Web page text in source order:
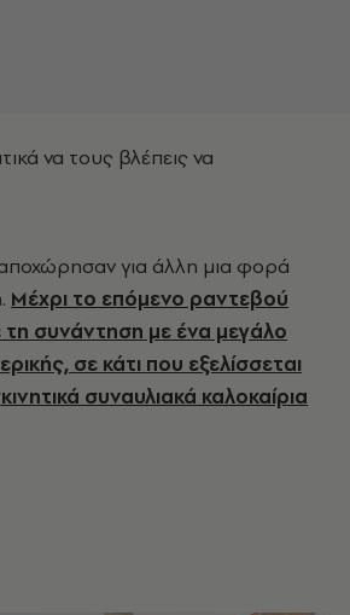
να τους βλέπεις να
για άλλη μια φορά
Μέχρι το επόμενο ραντεβού
τη συνάντηση με ένα μεγάλο
σε κάτι που εξελίσσεται
συναυλιακά καλοκαίρια